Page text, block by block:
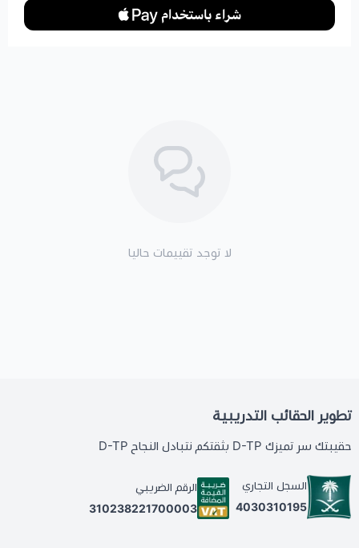
لا توجد تقييمات حاليا
تطوير الحقائب التدريبية
حقيبتك سر تميزك D-TP بثقتكم نتبادل النجاح D-TP
السجل التجاري
4030310195
الرقم الضريبي
310238221700003